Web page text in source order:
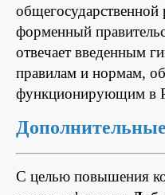
общегосударственной
форменный
отвечает введенным
правилам и нормам,
функционирующим в
С целью повышения